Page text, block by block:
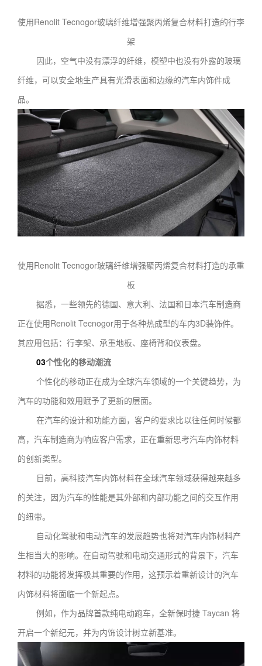
使用Renolit Tecnogor玻璃纤维增强聚丙烯复合材料打造的行李
架
因此，空气中没有漂浮的纤维，模塑中也没有外露的玻璃
纤维，可以安全地生产具有光滑表面和边缘的汽车内饰件成
品。
使用Renolit Tecnogor玻璃纤维增强聚丙烯复合材料打造的承重
板
据悉，一些领先的德国、意大利、法国和日本汽车制造商
正在使用Renolit Tecnogor用于各种热成型的车内3D装饰件。
其应用包括：行李架、承重地板、座椅背和仪表盘。
03个性化的移动潮流
个性化的移动正在成为全球汽车领域的一个关键趋势，为
汽车的功能和效用赋予了更新的层面。
在汽车的设计和功能方面，客户的要求比以往任何时候都
高，汽车制造商为响应客户需求，正在重新思考汽车内饰材料
的创新类型。
目前，高科技汽车内饰材料在全球汽车领域获得越来越多
的关注，因为汽车的性能是其外部和内部功能之间的交互作用
的纽带。
自动化驾驶和电动汽车的发展趋势也将对汽车内饰材料产
生相当大的影响。在自动驾驶和电动交通形式的背景下，汽车
材料的功能将发挥极其重要的作用，这预示着重新设计的汽车
内饰材料将面临一个新起点。
例如，作为品牌首款纯电动跑车，全新保时捷 Taycan 将
开启一个新纪元，并为内饰设计树立新基准。